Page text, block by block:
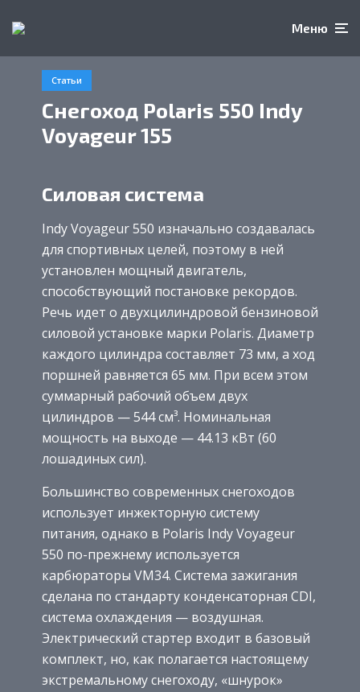
Меню
Статьи
Снегоход Polaris 550 Indy
Voyageur 155
Силовая система
Indy Voyageur 550 изначально создавалась
для спортивных целей, поэтому в ней
установлен мощный двигатель,
способствующий постановке рекордов.
Речь идет о двухцилиндровой бензиновой
силовой установке марки Polaris. Диаметр
каждого цилиндра составляет 73 мм, а ход
поршней равняется 65 мм. При всем этом
суммарный рабочий объем двух
цилиндров — 544 см³. Номинальная
мощность на выходе — 44.13 кВт (60
лошадиных сил).
Большинство современных снегоходов
использует инжекторную систему
питания, однако в Polaris Indy Voyageur
550 по-прежнему используется
карбюраторы VM34. Система зажигания
сделана по стандарту конденсаторная CDI,
система охлаждения — воздушная.
Электрический стартер входит в базовый
комплект, но, как полагается настоящему
экстремальному снегоходу, «шнурок»